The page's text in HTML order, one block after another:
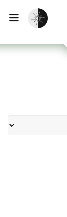
تفعيل الوضع المظلم